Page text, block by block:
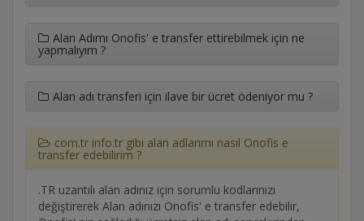
Alan Adımı Onofis' e transfer ettirebilmek için ne
yapmalıyım ?
Alan adı transferi için ilave bir ücret ödeniyor mu ?
com.tr info.tr gibi alan adlarımı nasıl Onofis e
transfer edebilirim ?
.TR uzantılı alan adınız için sorumlu kodlarınızı
değiştirerek Alan adınızı Onofis' e transfer edebilir,